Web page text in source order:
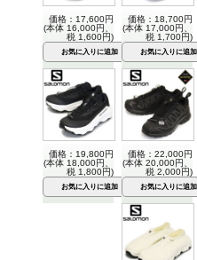
価格：17,600円
(本体 16,000円、
税 1,600円)
価格：18,700円
(本体 17,000円、
税 1,700円)
価格：19,800円
(本体 18,000円、
税 1,800円)
価格：22,000円
(本体 20,000円、
税 2,000円)